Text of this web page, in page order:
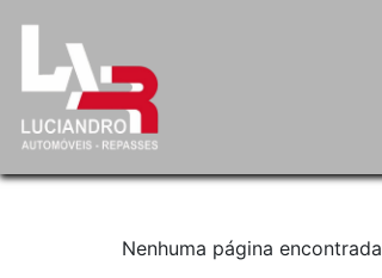
Nenhuma página encontrada